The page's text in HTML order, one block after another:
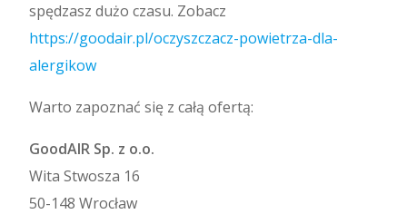
spędzasz dużo czasu. Zobacz
https://goodair.pl/oczyszczacz-powietrza-dla-
alergikow
Warto zapoznać się z całą ofertą:
GoodAIR Sp. z o.o.
Wita Stwosza 16
50-148 Wrocław